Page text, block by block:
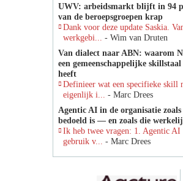
UWV: arbeidsmarkt blijft in 94
van de beroepsgroepen krap
Dank voor deze update Saskia.
werkgebi... - Wim van Druten
Van dialect naar ABN: waarom
een gemeenschappelijke
heeft
Definieer wat een specifieke skill
eigenlijk i... - Marc Drees
Agentic AI in de organisatie zoals
bedoeld is — en zoals die
Ik heb twee vragen: 1. Agentic AI
gebruik v... - Marc Drees